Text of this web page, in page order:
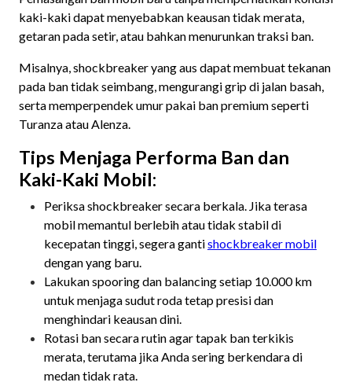
kaki-kaki dapat menyebabkan keausan tidak merata,
getaran pada setir, atau bahkan menurunkan traksi ban.
Misalnya, shockbreaker yang aus dapat membuat tekanan
pada ban tidak seimbang, mengurangi grip di jalan basah,
serta memperpendek umur pakai ban premium seperti
Turanza atau Alenza.
Tips Menjaga Performa Ban dan
Kaki-Kaki Mobil:
Periksa shockbreaker secara berkala. Jika terasa
mobil memantul berlebih atau tidak stabil di
kecepatan tinggi, segera gantishockbreaker mobil
dengan yang baru.
Lakukan spooring dan balancing setiap 10.000 km
untuk menjaga sudut roda tetap presisi dan
menghindari keausan dini.
Rotasi ban secara rutin agar tapak ban terkikis
merata, terutama jika Anda sering berkendara di
medan tidak rata.